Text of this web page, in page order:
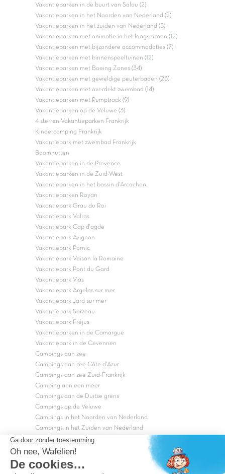
Vakantieparken in de buurt van Salou (2)
Vakantieparken in het Noorden van Nederland (2)
Vakantieparken in het zuiden van Nederland (3)
Vakantieparken met animatie in het laagseizoen (12)
Vakantieparken met bijzondere accommodaties (7)
Vakantieparken met binnenspeeltuinen (12)
Vakantieparken met Boeing Zones (34)
Vakantieparken met geweldige peuterbaden (23)
Vakantieparken met overdekt zwembad (14)
Vakantieparken met Pumptrack (9)
Vakantieparken op de Veluwe (3)
4 sterren Vakantieparken Frankrijk
Kindercamping Frankrijk
Vakantiepark met zwembad Frankrijk
Boomhutten
Vakantieparken in de Provence
Vakantieparken in de Zuid-West
Vakantieparken in het bassin d'Arcachon
Vakantieparken Royan
Vakantiepark Grau du Roi
Vakantiepark Valras
Vakantiepark Cap d'agde
Vakantiepark Avignon
Vakantiepark Pornic
Vakantiepark Vaison la Romaine
Vakantiepark Pont du Gard
Vakantiepark Vias
Vakantiepark Argeles sur mer
Vakantiepark Jard sur mer
Vakantiepark Sarzeau
Vakantiepark Fréjus
Vakantieparken in de Camargue
Vakantiepark in de Cevennen
Campings aan zee
Campings aan zee Côte d'Azur
Campings aan zee Zuid-Frankrijk
Camping aan een meer
Campings aan de Duitse grens
Campings op de Veluwe
Campings in het Noorden van Nederland
Campings in het Zuiden van Nederland
Copyright Capfun 2026 ©
Bij Capfun solliciteren
Veelgestelde vragen